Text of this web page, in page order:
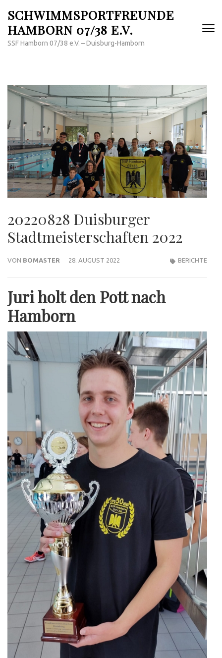
Inhalt
springen
(Enter
SCHWIMMSPORTFREUNDE
HAMBORN 07/38 E.V.
SSF Hamborn 07/38 e.V. – Duisburg-Hamborn
20220828 Duisburger
Stadtmeisterschaften 2022
VON BOMASTER 28. AUGUST 2022 BERICHTE
Juri holt den Pott nach
Hamborn